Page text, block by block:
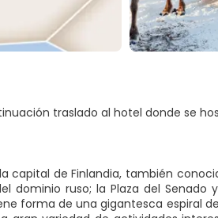
traslado al hotel donde se
capital de Finlandia, también
dominio ruso; la Plaza del Senado
forma de una gigantesca espiral